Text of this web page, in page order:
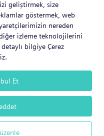
geliştirmek, size
göstermek, web
nereden
izleme teknolojilerini
bilgiye Çerez
Et
SATIŞ YÖNETİMİ VE
LTD.ŞTİ. Tüm Hakları
ile hazırlanmıştır.